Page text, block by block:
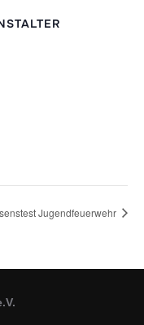
Jugendfeuerwehr